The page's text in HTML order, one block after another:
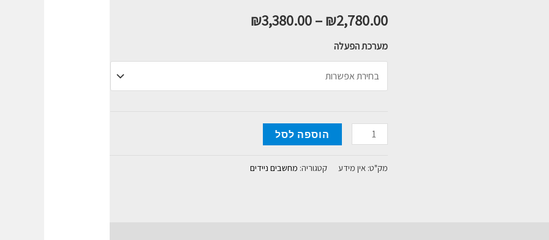
₪2,780.00
–
₪3,380.00
מערכת הפעלה
כמות
מחשב
הוספה לסל
מק"ט:אין מידע קטגוריה: מחשבים ניידים